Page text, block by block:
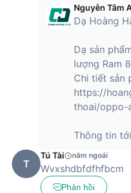
Nguyễn Tâm
Dạ Hoàng
Dạ sản
lượng Ram
Chi tiết sản
https://
thoai/oppo-
Thông tin
T
Tú Tài năm ngoái
Wvxshdbfdfhfbcm
Phản hồi